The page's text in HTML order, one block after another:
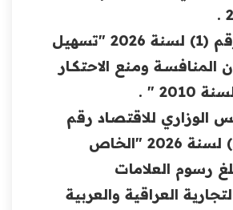
تعليمات رقم (1) لسنة 2026 "تسهيل
ومـنع الاحتكــار
الوزاري للاقتصاد رقم
(26038 ق) لسنة 2026 "الخاص
رسوم العلامات
العراقية والعربية